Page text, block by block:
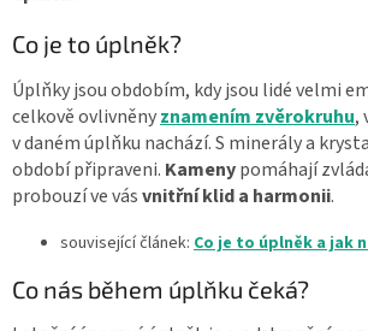
Co je to úplněk?
Úplňky jsou obdobím, kdy jsou lidé velmi
celkově ovlivněnyznamením zvěrokruhu,
v daném úplňku nachází. S minerály a
období připraveni. Kamenypomáhají
probouzí ve vásvnitřní klid a harmonii.
související článek: Co je to úplněk a jak
Co nás během úplňku čeká?